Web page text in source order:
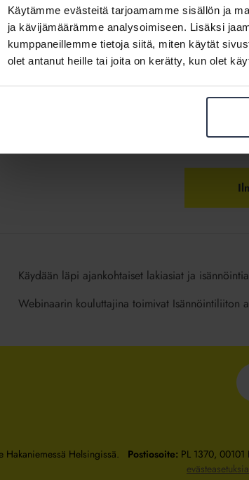
Käytämme evästeitä tarjoamamme sisällön ja
ja kävijämäärämme analysoimiseen. Lisäksi
kumppaneillemme tietoja siitä, miten käytät
olet antanut heille tai joita on kerätty, kun olet
Ajankohta
03.11.2026 klo 9:00 - 10:30
Käydään läpi ajankohtaiset lakiasiat ja
Webinaarin kouluttajina toimivat Isännöintiliiton
Hakaniemessä Helsingissä. Postiosoite: PL 1370,
evästeasetuksia